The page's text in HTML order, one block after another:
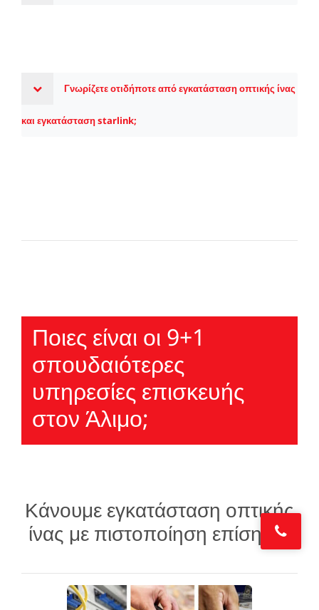
Γνωρίζετε οτιδήποτε από εγκατάσταση οπτικής ίνας
και εγκατάσταση starlink;
Ποιες είναι οι 9+1
σπουδαιότερες
υπηρεσίες επισκευής
στον Άλιμο;
Κάνουμε εγκατάσταση οπτικής
ίνας με πιστοποίηση επίσημη.